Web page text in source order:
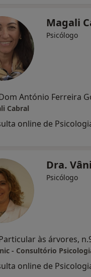
Magali
Psicólogo
Cabral
online de
Dra.
Psicólogo
- Consultório
online de